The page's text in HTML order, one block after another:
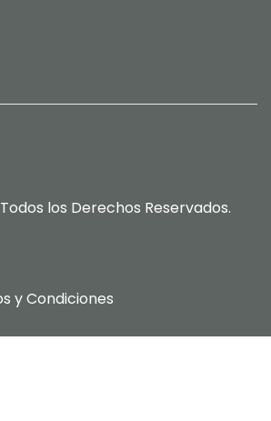
Todos los Derechos Reservados.
y Condiciones